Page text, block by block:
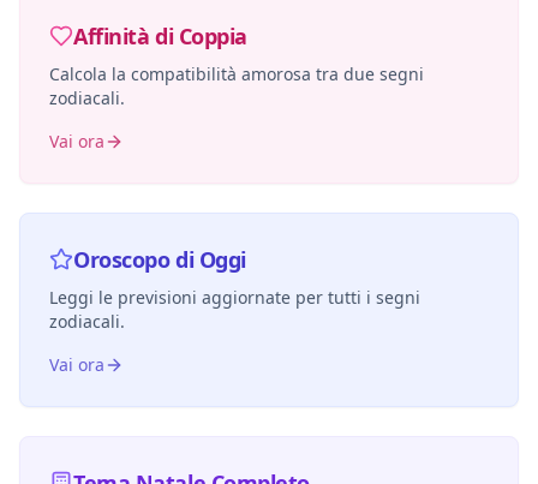
Affinità di Coppia
Calcola la compatibilità amorosa tra due segni
zodiacali.
Vai ora
Oroscopo di Oggi
Leggi le previsioni aggiornate per tutti i segni
zodiacali.
Vai ora